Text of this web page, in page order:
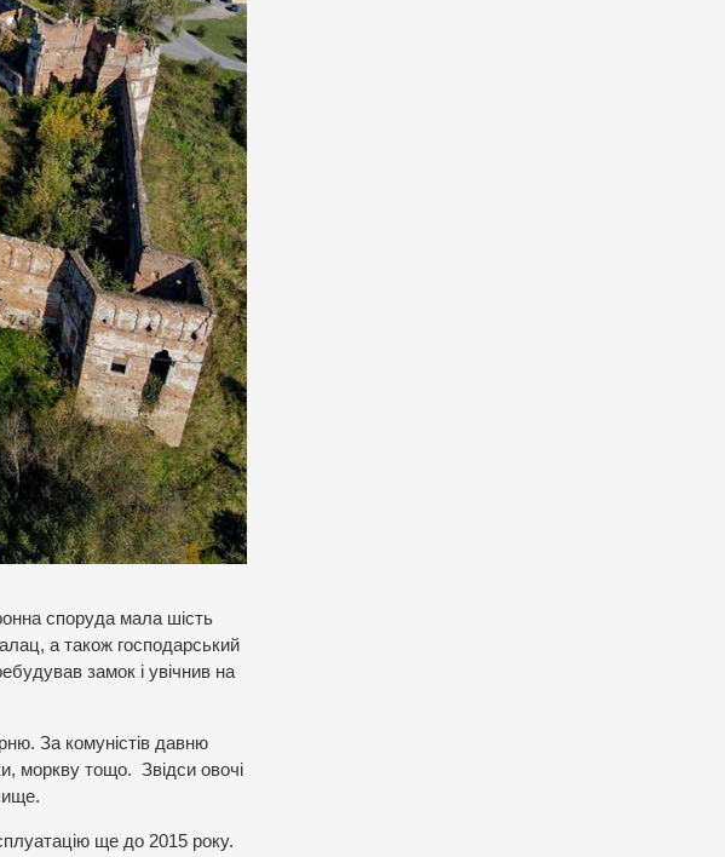
споруда мала шість
а також господарський
замок і увічнив на
За комуністів давню
моркву тощо. Звідси овочі
ще до 2015 року.